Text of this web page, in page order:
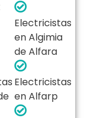
Electricistas
en Algimia
de Alfara
Electricistas
en Alfarp